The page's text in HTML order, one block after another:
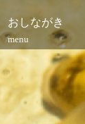
おしながき
menu